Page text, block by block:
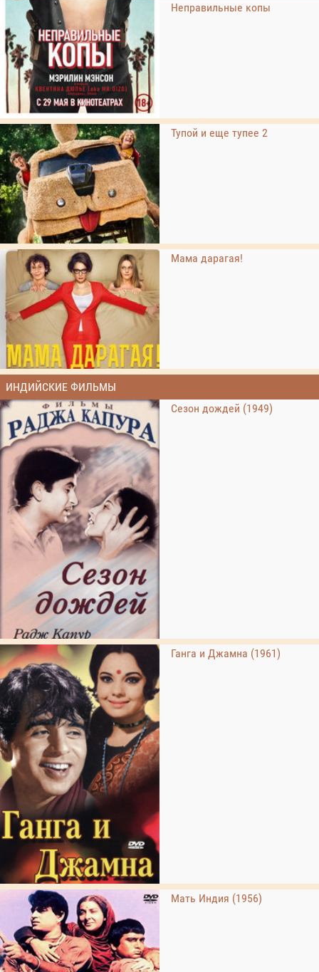
Неправильные копы
Тупой и еще тупее 2
Мама дарагая!
ИНДИЙСКИЕ ФИЛЬМЫ
Сезон дождей (1949)
Ганга и Джамна (1961)
Мать Индия (1956)